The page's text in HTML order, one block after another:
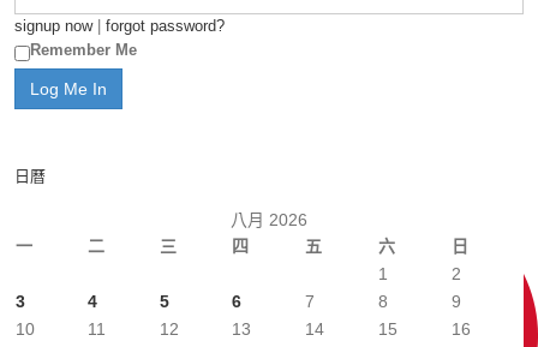
signup now| forgot password?
Remember Me
日曆
八月 2026
一
二 三 四 五 六 日
1
2
3
4 5 6 7 8
9
10
11 12 13 14 15
16